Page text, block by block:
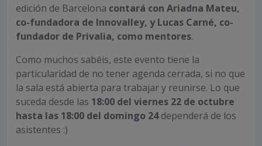
edición de Barcelona contará con Ariadna Mateu,
co-fundadora de Innovalley, y Lucas Carné, co-
fundador de Privalia, como mentores.
Como muchos sabéis, este evento tiene la
particularidad de no tener agenda cerrada, si no que
la sala está abierta para trabajar y reunirse. Lo que
suceda desde las 18:00 del viernes 22 de octubre
hasta las 18:00 del domingo 24dependerá de los
asistentes :)